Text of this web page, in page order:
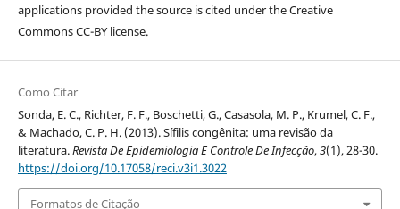
applications provided the source is cited under the Creative
Commons CC-BY license.
Como Citar
Sonda, E. C., Richter, F. F., Boschetti, G., Casasola, M. P., Krumel, C. F.,
& Machado, C. P. H. (2013). Sífilis congênita: uma revisão da
literatura.Revista De Epidemiologia E Controle De Infecção,3(1), 28-30.
https://doi.org/10.17058/reci.v3i1.3022
Formatos de Citação